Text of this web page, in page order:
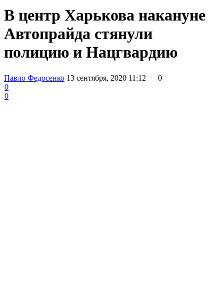
В центр Харькова накануне
Автопрайда стянули
полицию и Нацгвардию
Павло Федосенко 13 сентября, 2020 11:12
0
0
0